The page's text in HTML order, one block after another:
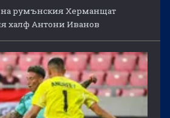
румънския Херманщат
халф Антони Иванов